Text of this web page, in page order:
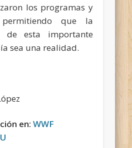
los programas y
que la
de esta importante
sea una realidad.
en:WWF